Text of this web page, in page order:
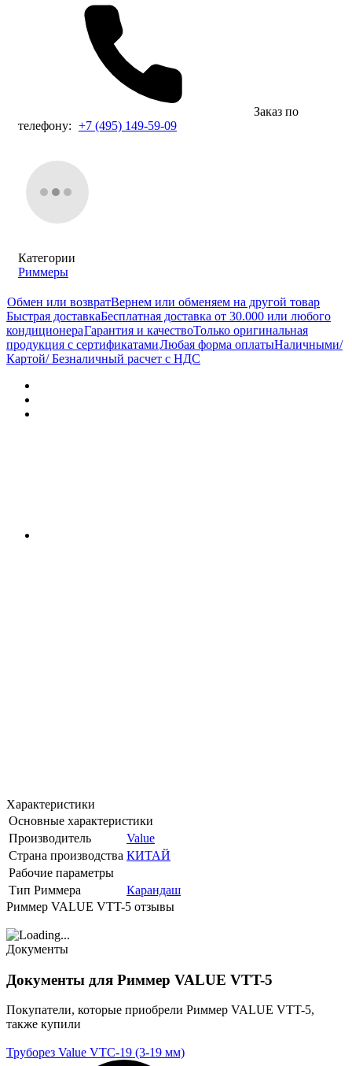
Заказ по
телефону: +7 (495) 149-59-09
Категории
Риммеры
Обмен или возвратВернем или обменяем на другой товар
Быстрая доставкаБесплатная доставка от 30.000 или любого
кондиционераГарантия и качествоТолько оригинальная
продукция с сертификатамиЛюбая форма оплатыНаличными/
Картой/ Безналичный расчет с НДС
Характеристики
Основные характеристики
Производитель
Value
Страна производства КИТАЙ
Рабочие параметры
Тип Риммера
Карандаш
Риммер VALUE VTT-5 отзывы
Документы
Документы для Риммер VALUE VTT-5
Покупатели, которые приобрели Риммер VALUE VTT-5,
также купили
Труборез Value VTC-19 (3-19 мм)